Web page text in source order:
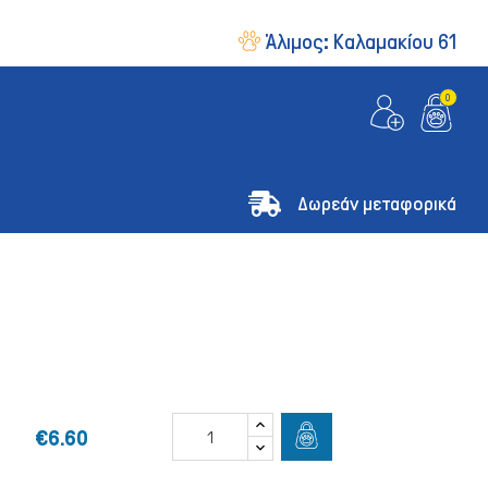
Άλιμος: Καλαμακίου 61
0
Δωρεάν μεταφορικά
€6.60